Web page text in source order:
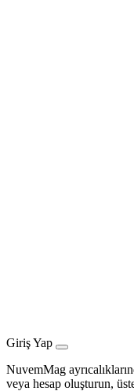
Giriş Yap
NuvemMag
veya hesap oluşturun,